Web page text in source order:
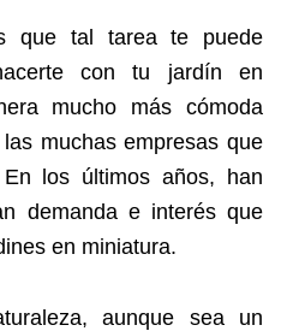
que tal tarea te puede
con tu jardín en
mucho más cómoda
muchas empresas que
los últimos años, han
demanda e interés que
en miniatura.
aunque sea un